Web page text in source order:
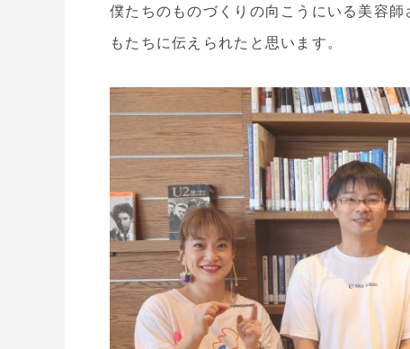
僕たちのものづくりの向こうにいる美容
もたちに伝えられたと思います。